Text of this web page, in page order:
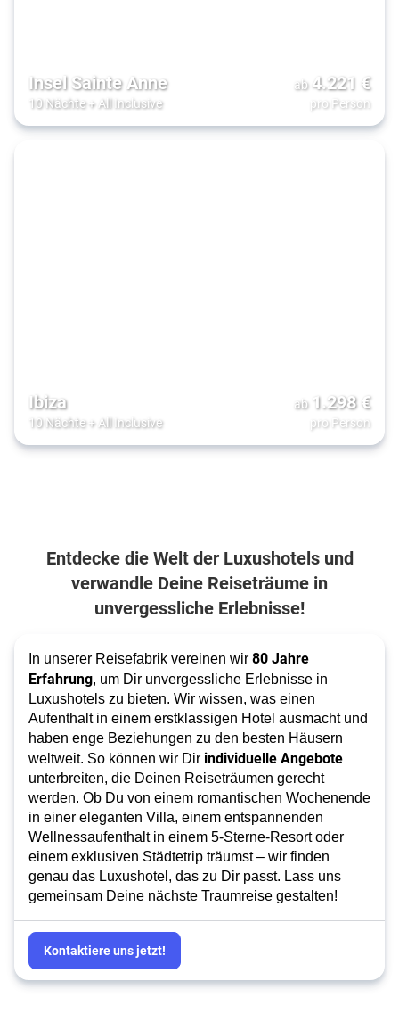
Insel Sainte Anne
10 Nächte+ All Inclusive
ab 4.221 €
pro Person
Ibiza
10 Nächte+ All Inclusive
ab 1.298€
pro Person
Entdecke die Welt der Luxushotels und
verwandle Deine Reiseträume in
unvergessliche Erlebnisse!
In unserer Reisefabrik vereinen wir 80 Jahre
Erfahrung, um Dir unvergessliche Erlebnisse in
Luxushotels zu bieten. Wir wissen, was einen
Aufenthalt in einem erstklassigen Hotel ausmacht und
haben enge Beziehungen zu den besten Häusern
weltweit. So können wir Dir individuelle Angebote
unterbreiten, die Deinen Reiseträumen gerecht
werden. Ob Du von einem romantischen Wochenende
in einer eleganten Villa, einem entspannenden
Wellnessaufenthalt in einem 5-Sterne-Resort oder
einem exklusiven Städtetrip träumst – wir finden
genau das Luxushotel, das zu Dir passt. Lass uns
gemeinsam Deine nächste Traumreise gestalten!
Kontaktiere uns jetzt!